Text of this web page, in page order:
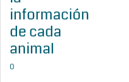
información
de cada
animal
0